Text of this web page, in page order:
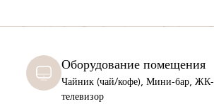
Оборудование помещения
Чайник (чай/кофе), Мини-бар, ЖК-
телевизор